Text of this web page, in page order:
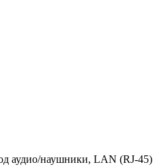
аудио/наушники, LAN (RJ-45)